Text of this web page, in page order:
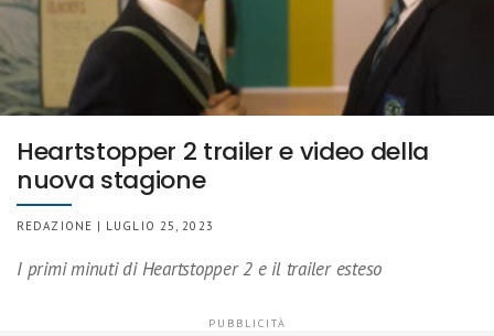
Heartstopper 2 trailer e video della
nuova stagione
REDAZIONE | LUGLIO 25, 2023
I primi minuti di Heartstopper 2 e il trailer esteso